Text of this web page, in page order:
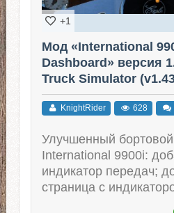
+1
Мод «International
Dashboard» версия
Truck Simulator
KnightRider 628
Улучшенный
International 9900i:
индикатор передач;
страница с